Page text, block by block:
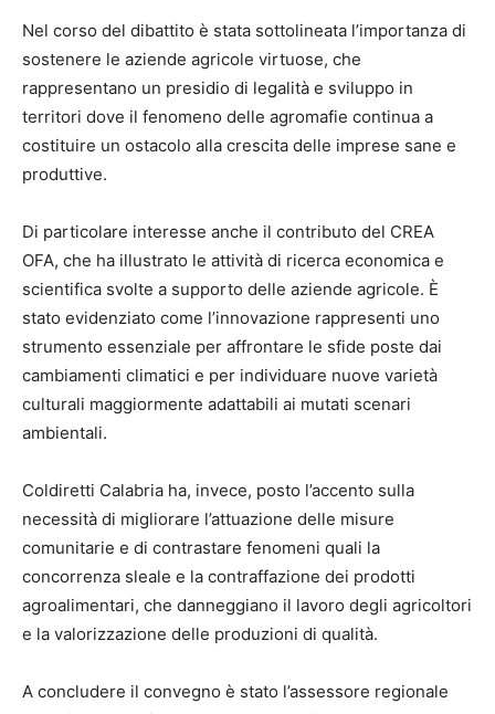
Nel corso del dibattito è stata sottolineata l’importanza di
sostenere le aziende agricole virtuose, che
rappresentano un presidio di legalità e sviluppo in
territori dove il fenomeno delle agromafie continua a
costituire un ostacolo alla crescita delle imprese sane e
produttive.
Di particolare interesse anche il contributo del CREA
OFA, che ha illustrato le attività di ricerca economica e
scientifica svolte a supporto delle aziende agricole. È
stato evidenziato come l’innovazione rappresenti uno
strumento essenziale per affrontare le sfide poste dai
cambiamenti climatici e per individuare nuove varietà
culturali maggiormente adattabili ai mutati scenari
ambientali.
Coldiretti Calabria ha, invece, posto l’accento sulla
necessità di migliorare l’attuazione delle misure
comunitarie e di contrastare fenomeni quali la
concorrenza sleale e la contraffazione dei prodotti
agroalimentari, che danneggiano il lavoro degli agricoltori
e la valorizzazione delle produzioni di qualità.
A concludere il convegno è stato l’assessore regionale